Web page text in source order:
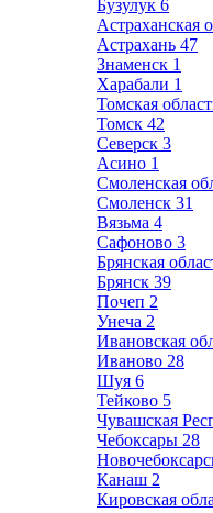
Бузулук 6
Астраханская
Астрахань 47
Знаменск 1
Харабали 1
Томская
Томск 42
Северск 3
Асино 1
Смоленская
Смоленск 31
Вязьма 4
Сафоново 3
Брянская
Брянск 39
Почеп 2
Унеча 2
Ивановская
Иваново 28
Шуя 6
Тейково 5
Чувашская
Чебоксары 28
Канаш 2
Кировская